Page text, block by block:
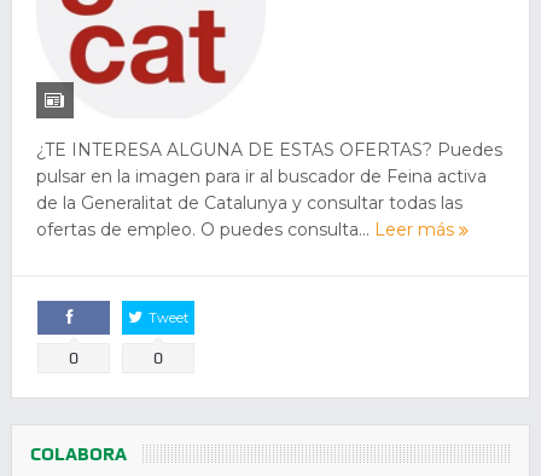
¿TE INTERESA ALGUNA DE ESTAS OFERTAS? Puedes
pulsar en la imagen para ir al buscador de Feina activa
de la Generalitat de Catalunya y consultar todas las
ofertas de empleo. O puedes consulta... Leer más
Comparte
0
Tweet
0
COLABORA